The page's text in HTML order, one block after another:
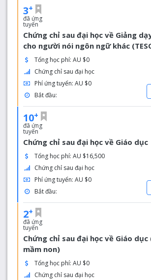
3+
đã ứng
tuyển
Chứng chỉ sau đại học về Giảng
cho người nói ngôn ngữ khác
Tổng học phí: AU $0
Chứng chỉ sau đại học
Phí ứng tuyển: AU $0
Bắt đầu:
10+
đã ứng
tuyển
Chứng chỉ sau đại học về Giáo dục
Tổng học phí: AU $16,500
Chứng chỉ sau đại học
Phí ứng tuyển: AU $0
Bắt đầu:
2+
đã ứng
tuyển
Chứng chỉ sau đại học về Giáo dục
mầm non)
Tổng học phí: AU $0
Chứng chỉ sau đại học